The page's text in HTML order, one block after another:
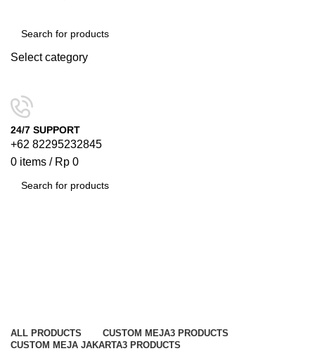
Select category
24/7 SUPPORT
+62 82295232845
0 items / Rp 0
ALL PRODUCTS CUSTOM MEJA3 PRODUCTS
CUSTOM MEJA JAKARTA3 PRODUCTS